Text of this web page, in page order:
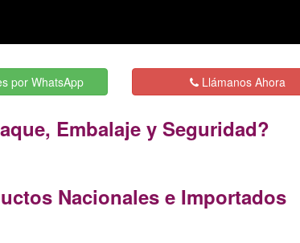
por WhatsApp Llámanos Ahora
Embalaje y Seguridad?
Nacionales e Importados